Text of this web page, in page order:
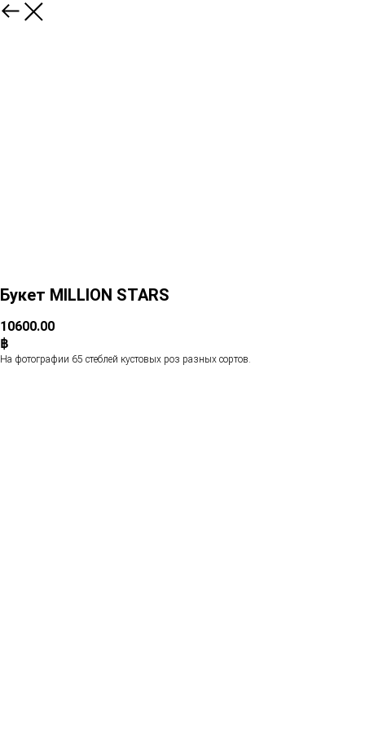
Букет MILLION STARS
10600.00
฿
На фотографии 65 стеблей кустовых роз разных сортов.